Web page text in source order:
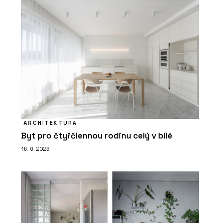
ARCHITEKTURA
Byt pro čtyřčlennou rodinu celý v bílé
16. 6. 2026